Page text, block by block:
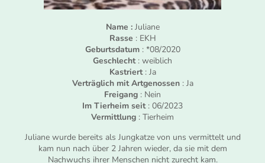
Name :Juliane
Rasse : EKH
Geburtsdatum: *08/2020
Geschlecht: weiblich
Kastriert: Ja
Verträglich mit Artgenossen: Ja
Freigang : Nein
Im Tierheim seit: 06/2023
Vermittlung : Tierheim
Juliane wurde bereits als Jungkatze von uns vermittelt und
kam nun nach über 2 Jahren wieder, da sie mit dem
Nachwuchs ihrer Menschen nicht zurecht kam.